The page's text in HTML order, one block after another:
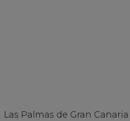
Las Palmas de Gran Canaria